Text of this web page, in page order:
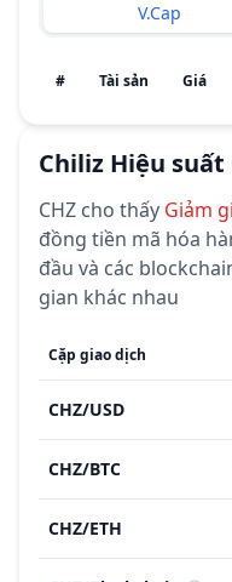
V.Cap
# Tài sản Giá
Chiliz Hiệu
CHZ cho thấy Giảm
đồng tiền mã hóa
đầu và các
gian khác nhau
Cặp giao dịch
CHZ/USD
CHZ/BTC
CHZ/ETH